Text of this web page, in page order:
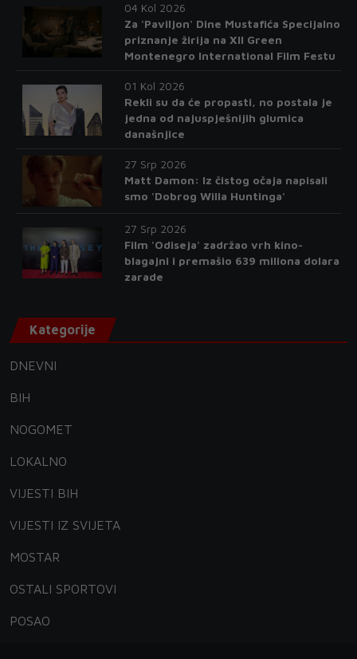
04 Kol 2026
Za 'Paviljon' Dine Mustafića Specijalno
priznanje žirija na XII Green
Montenegro International Film Festu
01 Kol 2026
Rekli su da će propasti, no postala je
jedna od najuspješnijih glumica
današnjice
27 Srp 2026
Matt Damon: Iz čistog očaja napisali
smo 'Dobrog Willa Huntinga'
27 Srp 2026
Film 'Odiseja' zadržao vrh kino-
blagajni i premašio 639 miliona dolara
zarade
Kategorije
DNEVNI
BIH
NOGOMET
LOKALNO
VIJESTI BIH
VIJESTI IZ SVIJETA
MOSTAR
OSTALI SPORTOVI
POSAO